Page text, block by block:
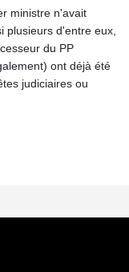
ministre n'avait
plusieurs d'entre eux,
du PP
ont déjà été
judiciaires ou